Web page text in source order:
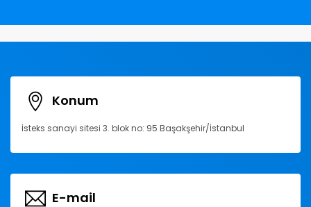
Konum
İsteks sanayi sitesi 3. blok no: 95 Başakşehir/İstanbul
E-mail